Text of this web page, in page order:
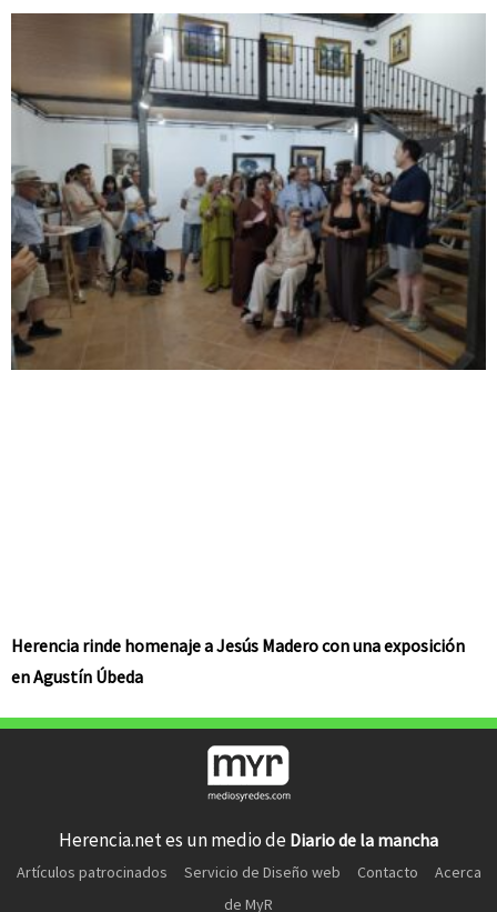
Herencia rinde homenaje a Jesús Madero con una exposición
en Agustín Úbeda
Herencia.net es un medio de Diario de la mancha
Artículos patrocinados Servicio de Diseño web Contacto
Acerca
de MyR